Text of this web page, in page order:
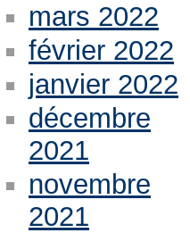
mars 2022
février 2022
janvier 2022
décembre
2021
novembre
2021